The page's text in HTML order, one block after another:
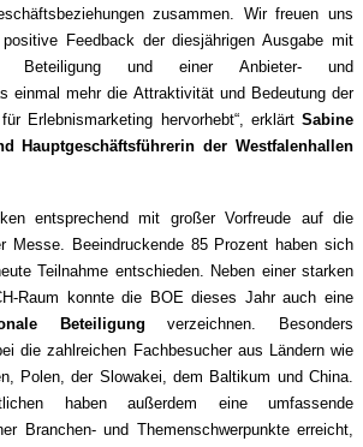
zusammen. Wir freuen uns
Feedback der diesjährigen Ausgabe mit
Beteiligung und einer Anbieter- und
einmal mehr die Attraktivität und Bedeutung der
Erlebnismarketing hervorhebt“, erklärt Sabine
Hauptgeschäftsführerin der Westfalenhallen
entsprechend mit großer Vorfreude auf die
Messe. Beeindruckende 85 Prozent haben sich
Teilnahme entschieden. Neben einer starken
Raum konnte die BOE dieses Jahr auch eine
Beteiligung verzeichnen. Besonders
die zahlreichen Fachbesucher aus Ländern wie
Polen, der Slowakei, dem Baltikum und China.
haben außerdem eine umfassende
Branchen- und Themenschwerpunkte erreicht,